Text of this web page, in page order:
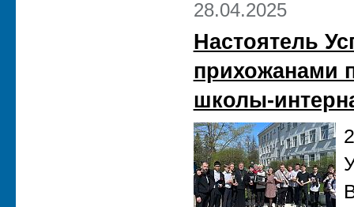
28.04.2025
Настоятель
прихожанами
школы-